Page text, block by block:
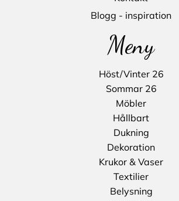
Blogg - inspiration
Meny
Höst/Vinter 26
Sommar 26
Möbler
Hållbart
Dukning
Dekoration
Krukor & Vaser
Textilier
Belysning